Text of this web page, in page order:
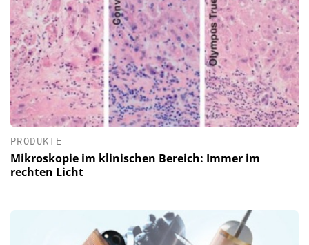
PRODUKTE
Mikroskopie im klinischen Bereich: Immer im
rechten Licht